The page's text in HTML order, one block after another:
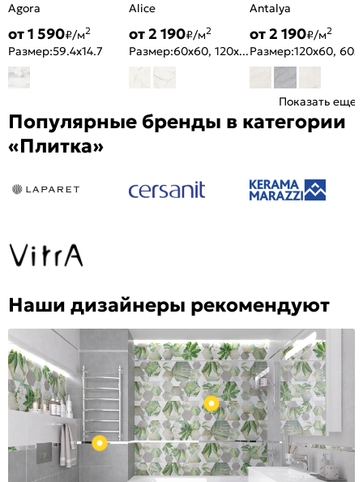
Agora
от 1 590₽/м2
Размер:59.4x14.7
Alice
от 2 190₽/м2
Размер: 60x60, 120x60
Antalya
от 2 190₽/м2
Размер:
Показать еще
Популярные бренды в категории
«Плитка»
Наши дизайнеры рекомендуют